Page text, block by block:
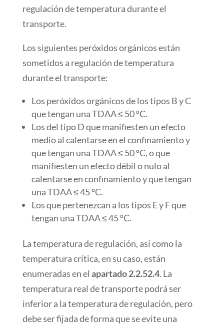
regulación de temperatura durante el
transporte.
Los siguientes peróxidos orgánicos están
sometidos a regulación de temperatura
durante el transporte:
Los peróxidos orgánicos de los tipos B y C
que tengan una TDAA ≤ 50 ºC.
Los del tipo D que manifiesten un efecto
medio al calentarse en el confinamiento y
que tengan una TDAA ≤ 50 ºC, o que
manifiesten un efecto débil o nulo al
calentarse en confinamiento y que tengan
una TDAA ≤ 45 ºC.
Los que pertenezcan a los tipos E y F que
tengan una TDAA ≤ 45 ºC.
La temperatura de regulación, así como la
temperatura crítica, en su caso, están
enumeradas en el apartado 2.2.52.4. La
temperatura real de transporte podrá ser
inferior a la temperatura de regulación, pero
debe ser fijada de forma que se evite una